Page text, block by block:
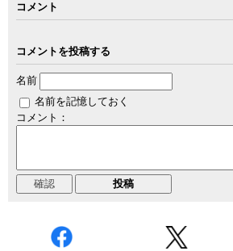
コメント
コメントを投稿する
名前
名前を記憶しておく
コメント：